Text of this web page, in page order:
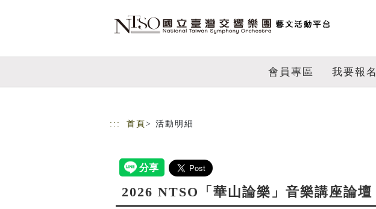
會員專區 我要報名
::: 首頁 > 活動明細
2026 NTSO「華山論樂」音樂講座論壇